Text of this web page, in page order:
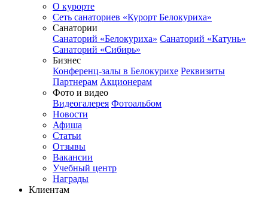
О курорте
Сеть санаториев «Курорт Белокуриха»
Санатории
Санаторий «Белокуриха» Санаторий «Катунь»
Санаторий «Сибирь»
Бизнес
Конференц-залы в Белокурихе Реквизиты
Партнерам Акционерам
Фото и видео
Видеогалерея Фотоальбом
Новости
Афиша
Статьи
Отзывы
Вакансии
Учебный центр
Награды
Клиентам